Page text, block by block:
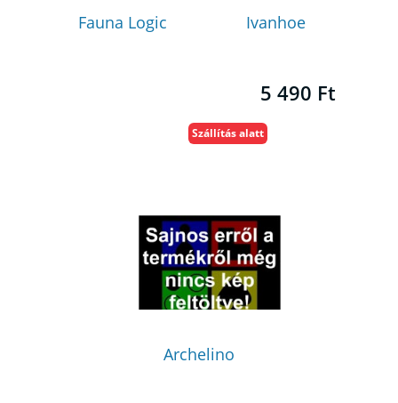
Fauna Logic Ivanhoe
5 490 Ft
Archelino
Szállítás alatt